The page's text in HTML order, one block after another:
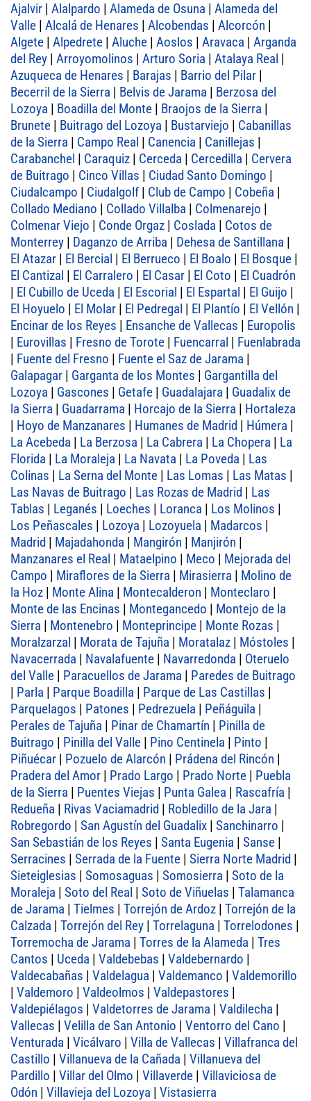
Ajalvir | Alalpardo | Alameda de Osuna | Alameda del
Valle | Alcalá de Henares | Alcobendas | Alcorcón |
Algete | Alpedrete | Aluche | Aoslos | Aravaca | Arganda
del Rey | Arroyomolinos | Arturo Soria | Atalaya Real |
Azuqueca de Henares | Barajas | Barrio del Pilar |
Becerril de la Sierra | Belvis de Jarama | Berzosa del
Lozoya | Boadilla del Monte | Braojos de la Sierra |
Brunete | Buitrago del Lozoya | Bustarviejo | Cabanillas
de la Sierra | Campo Real | Canencia | Canillejas |
Carabanchel | Caraquiz | Cerceda | Cercedilla | Cervera
de Buitrago | Cinco Villas | Ciudad Santo Domingo |
Ciudalcampo | Ciudalgolf | Club de Campo | Cobeña |
Collado Mediano | Collado Villalba | Colmenarejo |
Colmenar Viejo | Conde Orgaz | Coslada | Cotos de
Monterrey | Daganzo de Arriba | Dehesa de Santillana |
El Atazar | El Bercial | El Berrueco | El Boalo | El Bosque |
El Cantizal | El Carralero | El Casar | El Coto | El Cuadrón
| El Cubillo de Uceda | El Escorial | El Espartal | El Guijo |
El Hoyuelo | El Molar | El Pedregal | El Plantío | El Vellón |
Encinar de los Reyes | Ensanche de Vallecas | Europolis
| Eurovillas | Fresno de Torote | Fuencarral | Fuenlabrada
| Fuente del Fresno | Fuente el Saz de Jarama |
Galapagar | Garganta de los Montes | Gargantilla del
Lozoya | Gascones | Getafe | Guadalajara | Guadalix de
la Sierra | Guadarrama | Horcajo de la Sierra | Hortaleza
| Hoyo de Manzanares | Humanes de Madrid | Húmera |
La Acebeda | La Berzosa | La Cabrera | La Chopera | La
Florida | La Moraleja | La Navata | La Poveda | Las
Colinas | La Serna del Monte | Las Lomas | Las Matas |
Las Navas de Buitrago | Las Rozas de Madrid | Las
Tablas | Leganés | Loeches | Loranca | Los Molinos |
Los Peñascales | Lozoya | Lozoyuela | Madarcos |
Madrid | Majadahonda | Mangirón | Manjirón |
Manzanares el Real | Mataelpino | Meco | Mejorada del
Campo | Miraflores de la Sierra | Mirasierra | Molino de
la Hoz | Monte Alina | Montecalderon | Monteclaro |
Monte de las Encinas | Montegancedo | Montejo de la
Sierra | Montenebro | Monteprincipe | Monte Rozas |
Moralzarzal | Morata de Tajuña | Moratalaz | Móstoles |
Navacerrada | Navalafuente | Navarredonda | Oteruelo
del Valle | Paracuellos de Jarama | Paredes de Buitrago
| Parla | Parque Boadilla | Parque de Las Castillas |
Parquelagos | Patones | Pedrezuela | Peñáguila |
Perales de Tajuña | Pinar de Chamartín | Pinilla de
Buitrago | Pinilla del Valle | Pino Centinela | Pinto |
Piñuécar | Pozuelo de Alarcón | Prádena del Rincón |
Pradera del Amor | Prado Largo | Prado Norte | Puebla
de la Sierra | Puentes Viejas | Punta Galea | Rascafría |
Redueña | Rivas Vaciamadrid | Robledillo de la Jara |
Robregordo | San Agustín del Guadalix | Sanchinarro |
San Sebastián de los Reyes | Santa Eugenia | Sanse |
Serracines | Serrada de la Fuente | Sierra Norte Madrid |
Sieteiglesias | Somosaguas | Somosierra | Soto de la
Moraleja | Soto del Real | Soto de Viñuelas | Talamanca
de Jarama | Tielmes | Torrejón de Ardoz | Torrejón de la
Calzada | Torrejón del Rey | Torrelaguna | Torrelodones |
Torremocha de Jarama | Torres de la Alameda | Tres
Cantos | Uceda | Valdebebas | Valdebernardo |
Valdecabañas | Valdelagua | Valdemanco | Valdemorillo
| Valdemoro | Valdeolmos | Valdepastores |
Valdepiélagos | Valdetorres de Jarama | Valdilecha |
Vallecas | Velilla de San Antonio | Ventorro del Cano |
Venturada | Vicálvaro | Villa de Vallecas | Villafranca del
Castillo | Villanueva de la Cañada | Villanueva del
Pardillo | Villar del Olmo | Villaverde | Villaviciosa de
Odón | Villavieja del Lozoya | Vistasierra